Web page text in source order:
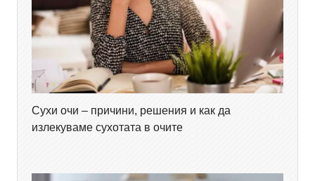
Сухи очи – причини, решения и как да
излекуваме сухотата в очите